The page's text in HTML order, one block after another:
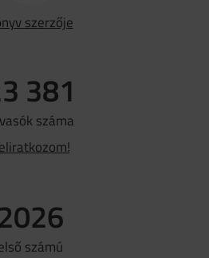
szerzője
381
száma
számú